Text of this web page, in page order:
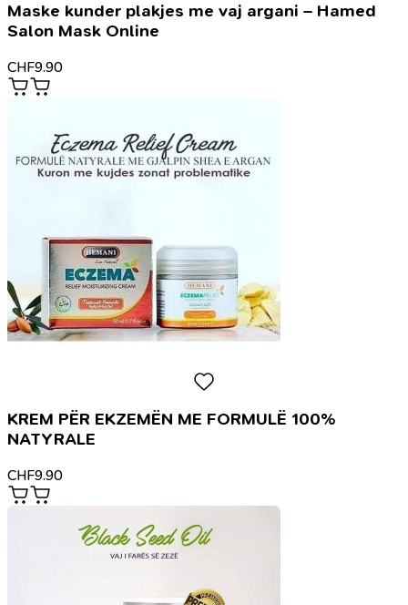
Maske kunder plakjes me vaj argani – Hamed
Salon Mask Online
CHF9.90
KREM PËR EKZEMËN ME FORMULË 100%
NATYRALE
CHF9.90